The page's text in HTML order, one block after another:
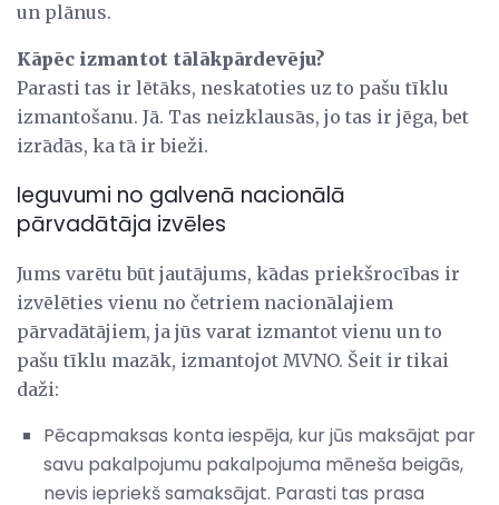
un plānus.
Kāpēc izmantot tālākpārdevēju?
Parasti tas ir lētāks, neskatoties uz to pašu tīklu
izmantošanu. Jā. Tas neizklausās, jo tas ir jēga, bet
izrādās, ka tā ir bieži.
Ieguvumi no galvenā nacionālā
pārvadātāja izvēles
Jums varētu būt jautājums, kādas priekšrocības ir
izvēlēties vienu no četriem nacionālajiem
pārvadātājiem, ja jūs varat izmantot vienu un to
pašu tīklu mazāk, izmantojot MVNO. Šeit ir tikai
daži:
Pēcapmaksas konta iespēja, kur jūs maksājat par
savu pakalpojumu pakalpojuma mēneša beigās,
nevis iepriekš samaksājat. Parasti tas prasa